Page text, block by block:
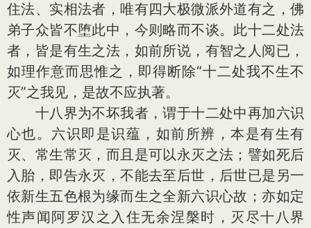
住法、实相法者，唯有四大极微派外道有之，佛
弟子众皆不堕此中，今则略而不谈。此十二处法
者，皆是有生之法，如前所说，有智之人阅已，
如理作意而思惟之，即得断除“十二处我不生不
灭”之我见，是故不应执著。
十八界为不坏我者，谓于十二处中再加六识
心也。六识即是识蕴，如前所辨，本是有生有
灭、常生常灭，而且是可以永灭之法；譬如死后
入胎，即告永灭，不能去至后世，后世已是另一
依新生五色根为缘而生之全新六识心故；亦如定
性声闻阿罗汉之入住无余涅槃时，灭尽十八界